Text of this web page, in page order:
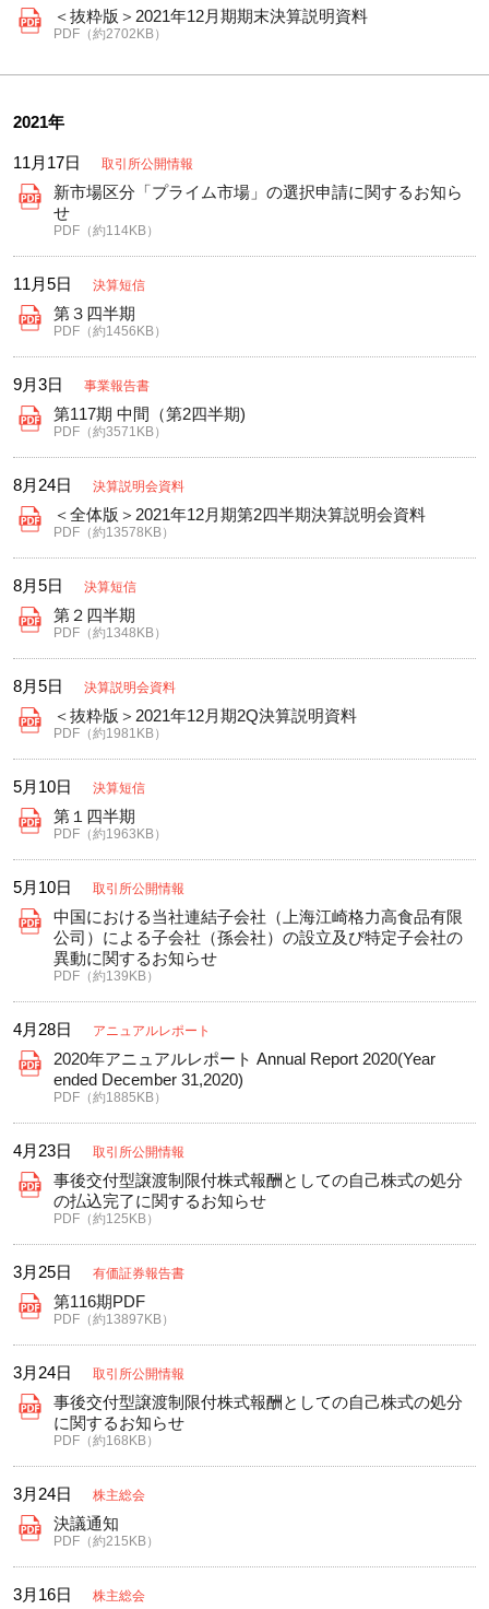
＜抜粋版＞2021年12月期期末決算説明資料
PDF（約2702KB）
2021年
11月17日 取引所公開情報
新市場区分「プライム市場」の選択申請に関するお知ら
せ
PDF（約114KB）
11月5日 決算短信
第３四半期
PDF（約1456KB）
9月3日 事業報告書
第117期 中間（第2四半期)
PDF（約3571KB）
8月24日 決算説明会資料
＜全体版＞2021年12月期第2四半期決算説明会資料
PDF（約13578KB）
8月5日 決算短信
第２四半期
PDF（約1348KB）
8月5日 決算説明会資料
＜抜粋版＞2021年12月期2Q決算説明資料
PDF（約1981KB）
5月10日 決算短信
第１四半期
PDF（約1963KB）
5月10日 取引所公開情報
中国における当社連結子会社（上海江崎格力高食品有限
公司）による子会社（孫会社）の設立及び特定子会社の
異動に関するお知らせ
PDF（約139KB）
4月28日 アニュアルレポート
2020年アニュアルレポート Annual Report 2020(Year
ended December 31,2020)
PDF（約1885KB）
4月23日 取引所公開情報
事後交付型譲渡制限付株式報酬としての自己株式の処分
の払込完了に関するお知らせ
PDF（約125KB）
3月25日 有価証券報告書
第116期PDF
PDF（約13897KB）
3月24日 取引所公開情報
事後交付型譲渡制限付株式報酬としての自己株式の処分
に関するお知らせ
PDF（約168KB）
3月24日 株主総会
決議通知
PDF（約215KB）
3月16日 株主総会